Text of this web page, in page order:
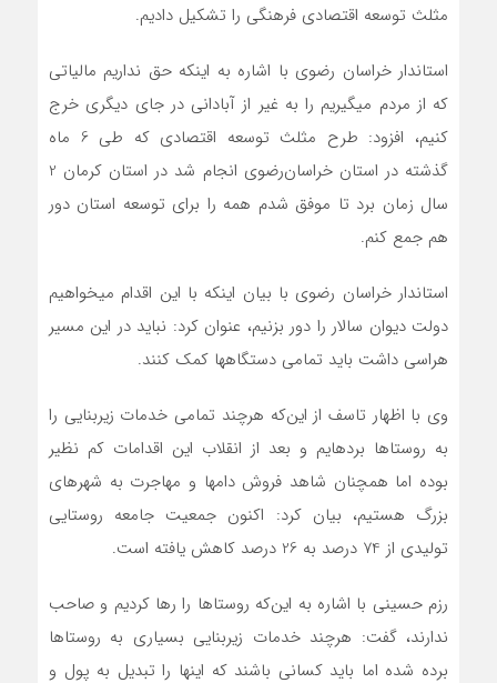
مثلث توسعه اقتصادی فرهنگی را تشکیل دادیم.
استاندار خراسان رضوی با اشاره به اینکه حق نداریم مالیاتی
که از مردم می‎گیریم را به غیر از آبادانی در جای دیگری خرج
کنیم، افزود: طرح مثلث توسعه اقتصادی که طی 6 ماه
گذشته در استان خراسان‌رضوی انجام شد در استان کرمان 2
سال زمان برد تا موفق شدم همه را برای توسعه استان دور
هم جمع کنم.
استاندار خراسان رضوی با بیان اینکه با این اقدام می‎خواهیم
دولت دیوان سالار را دور بزنیم، عنوان کرد: نباید در این مسیر
هراسی داشت باید تمامی دستگاهها کمک کنند.
وی با اظهار تاسف از این‌که هرچند تمامی خدمات زیربنایی را
به روستاها برده‎ایم و بعد از انقلاب این اقدامات کم نظیر
بوده اما همچنان شاهد فروش دام‎ها و مهاجرت به شهرهای
بزرگ هستیم، بیان کرد: اکنون جمعیت جامعه روستایی
تولیدی از 74 درصد به 26 درصد کاهش یافته است.
رزم حسینی با اشاره به این‌که روستاها را رها کردیم و صاحب
ندارند، گفت: هرچند خدمات زیربنایی بسیاری به روستاها
برده شده اما باید کسانی باشند که این‎ها را تبدیل به پول و